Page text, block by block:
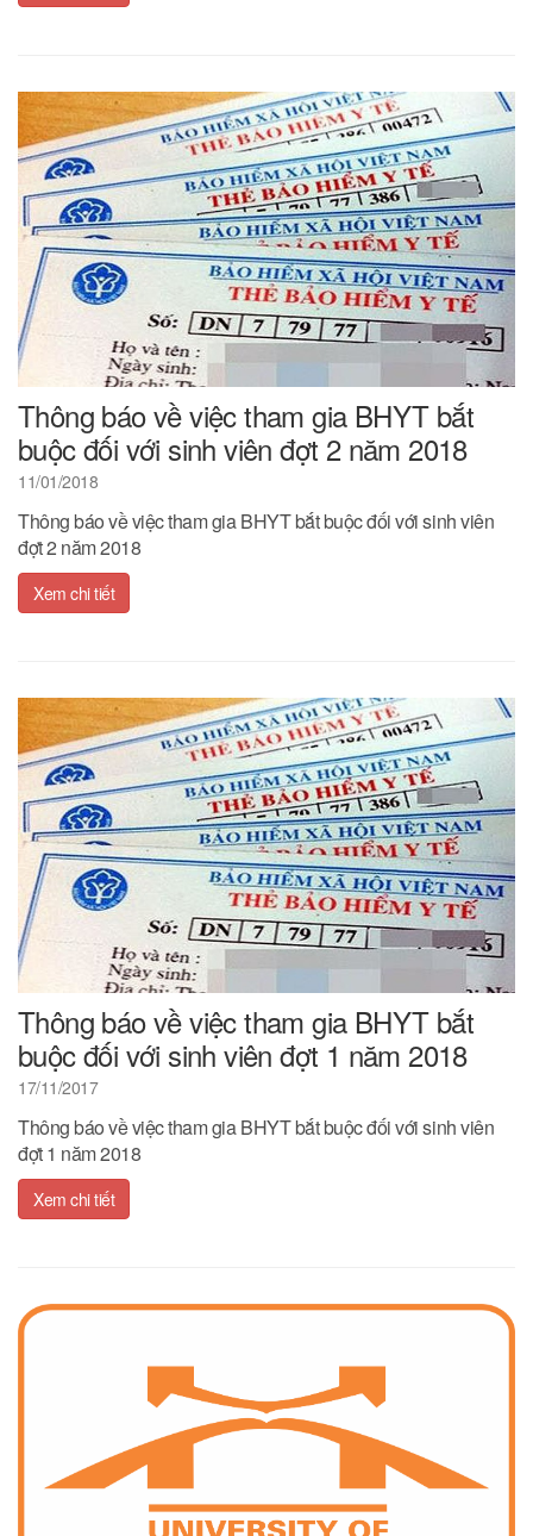
Thông báo về việc tham gia BHYT bắt
buộc đối với sinh viên đợt 2 năm 2018
11/01/2018
Thông báo về việc tham gia BHYT bắt buộc đối với sinh viên
đợt 2 năm 2018
Xem chi tiết
Thông báo về việc tham gia BHYT bắt
buộc đối với sinh viên đợt 1 năm 2018
17/11/2017
Thông báo về việc tham gia BHYT bắt buộc đối với sinh viên
đợt 1 năm 2018
Xem chi tiết